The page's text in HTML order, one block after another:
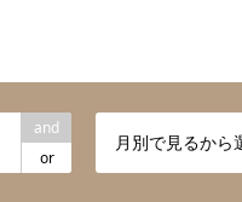
and
or
月別で見るから